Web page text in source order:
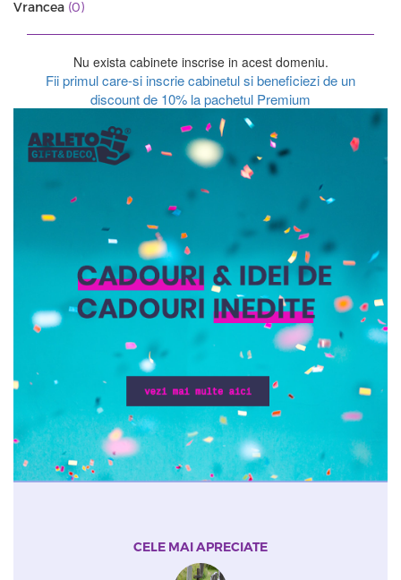
Vrancea (0)
Nu exista cabinete inscrise in acest domeniu.
Fii primul care-si inscrie cabinetul si beneficiezi de un
discount de 10% la pachetul Premium
CELE MAI APRECIATE